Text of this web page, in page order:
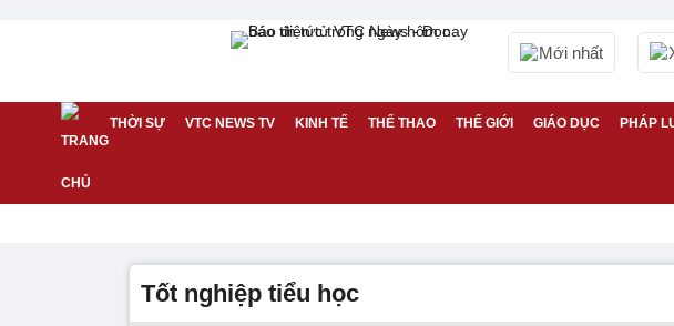
Mới nhất
THỜI SỰ VTC NEWS TV KINH TẾ THỂ THAO THẾ GIỚI GIÁO DỤC PHÁP
tốt nghiệp tiểu học